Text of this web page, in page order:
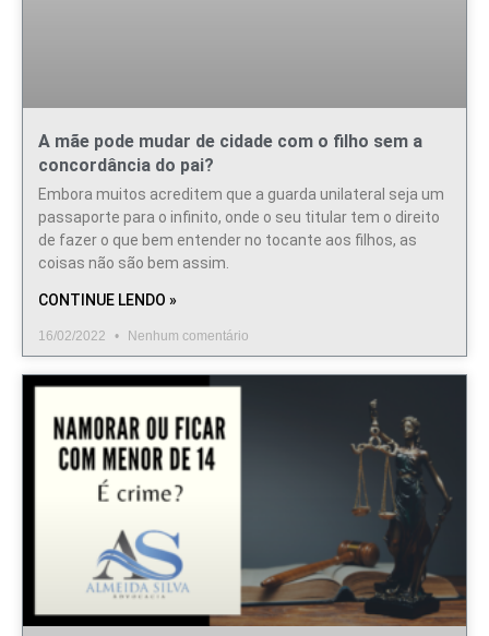
A mãe pode mudar de cidade com o filho sem a
concordância do pai?
Embora muitos acreditem que a guarda unilateral seja um
passaporte para o infinito, onde o seu titular tem o direito
de fazer o que bem entender no tocante aos filhos, as
coisas não são bem assim.
CONTINUE LENDO »
16/02/2022 Nenhum comentário